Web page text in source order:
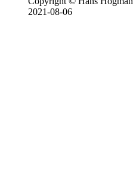
2021-08-06